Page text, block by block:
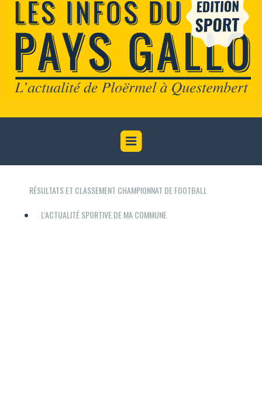
RÉSULTATS ET CLASSEMENT CHAMPIONNAT DE FOOTBALL
L'ACTUALITÉ SPORTIVE DE MA COMMUNE